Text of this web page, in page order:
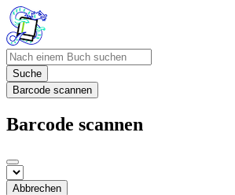
Suche
Barcode scannen
Barcode scannen
Abbrechen